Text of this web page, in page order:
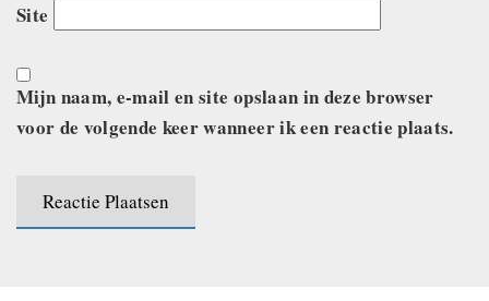
Site
Mijn naam, e-mail en site opslaan in deze browser
voor de volgende keer wanneer ik een reactie plaats.